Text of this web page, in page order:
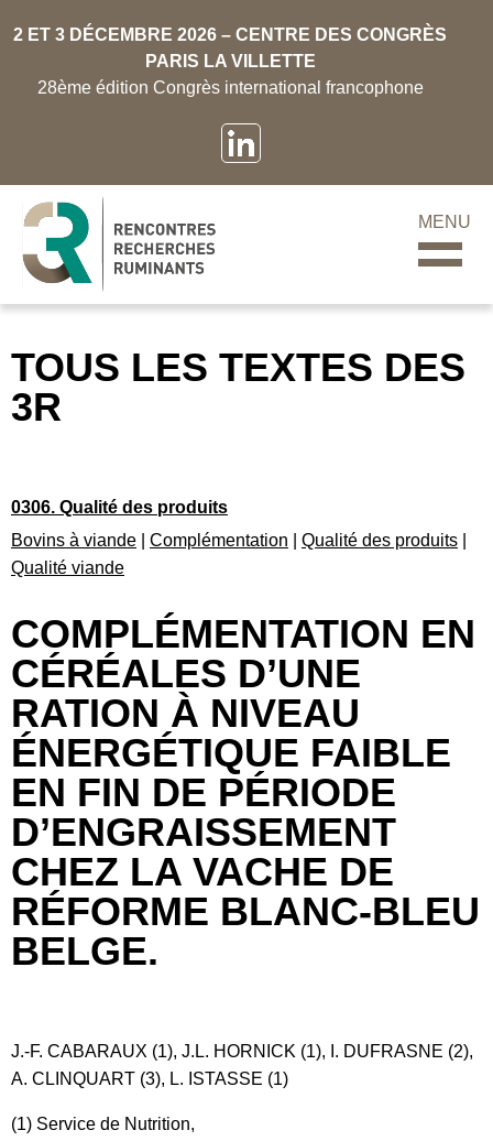
2 ET 3 DÉCEMBRE 2026 – CENTRE DES CONGRÈS
PARIS LA VILLETTE
28ème édition Congrès international francophone
MENU
TOUS LES TEXTES DES
3R
0306. Qualité des produits
Bovins à viande
Complémentation Qualité des produits
Qualité viande
COMPLÉMENTATION EN
CÉRÉALES D’UNE
RATION À NIVEAU
ÉNERGÉTIQUE FAIBLE
EN FIN DE PÉRIODE
D’ENGRAISSEMENT
CHEZ LA VACHE DE
RÉFORME BLANC-BLEU
BELGE.
J.-F. CABARAUX (1), J.L. HORNICK (1), I. DUFRASNE (2),
A. CLINQUART (3), L. ISTASSE (1)
(1) Service de Nutrition,